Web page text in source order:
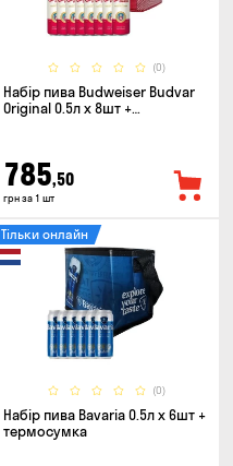
(0)
Набір пива Budweiser Budvar
Original 0.5л х 8шт +
785,50
грн за 1 шт
(0)
Тільки онлайн
Набір пива Bavaria 0.5л х 6шт +
термосумка